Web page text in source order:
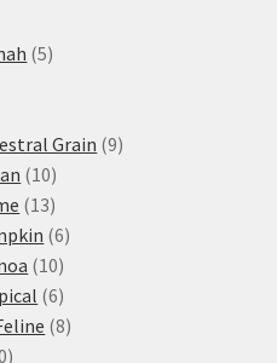
55
Grain 99
1010
produktů
1313
produktů
66
1010
produktů
66
produktů
88
10